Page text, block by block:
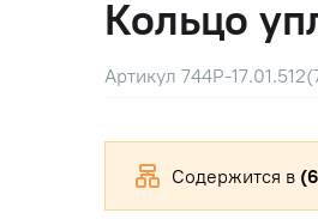
Кольцо
Артикул 744Р-
Содержится в